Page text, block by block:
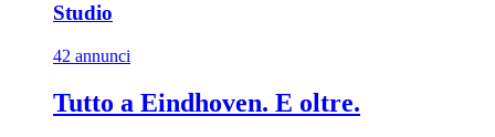
Studio
42 annunci
Tutto a Eindhoven. E oltre.